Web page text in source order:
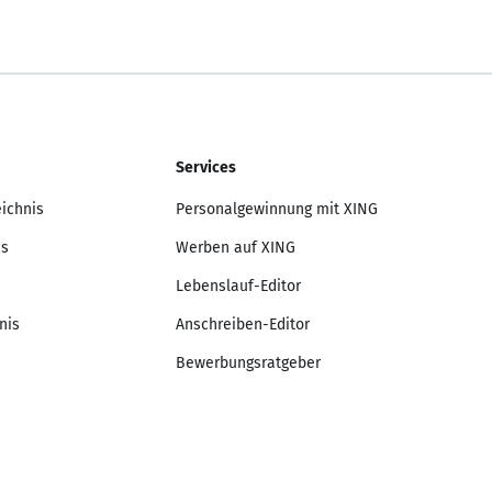
Services
Personalgewinnung mit XING
Werben auf XING
Lebenslauf-Editor
Anschreiben-Editor
Bewerbungsratgeber